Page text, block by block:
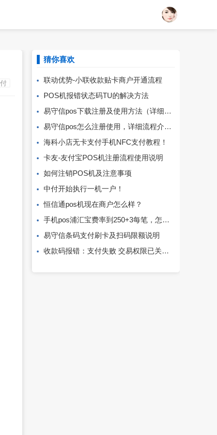
猜你喜欢
联动优势-小联收款贴卡商户开通流程
POS机报错状态码TU的解决方法
易守信pos下载注册及使用方法（详细图文版）
易守信pos怎么注册使用，详细流程介绍！
海科小店无卡支付手机NFC支付教程！
卡友-友付宝POS机注册流程使用说明
如何注销POS机及注意事项
中付开始执行一机一户！
恒信通pos机现在商户怎么样？
手机pos浦汇宝费率到250+3每笔，怎么办？
易守信条码支付刷卡及扫码限额说明
收款码报错：支付失败 交易权限已关闭，请重新扫码